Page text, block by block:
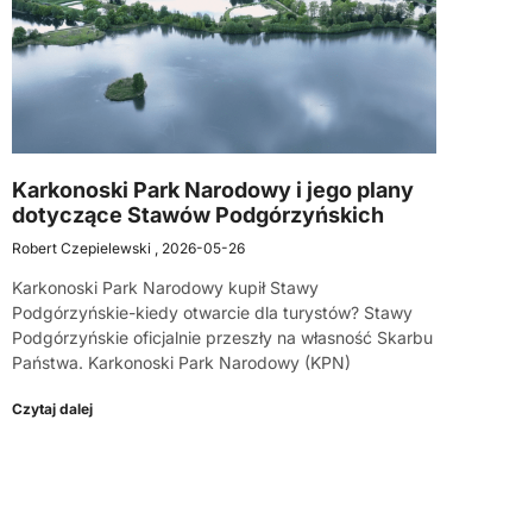
Karkonoski Park Narodowy i jego plany
dotyczące Stawów Podgórzyńskich
Robert Czepielewski 2026-05-26
Karkonoski Park Narodowy kupił Stawy
Podgórzyńskie-kiedy otwarcie dla turystów? Stawy
Podgórzyńskie oficjalnie przeszły na własność Skarbu
Państwa. Karkonoski Park Narodowy (KPN)
Czytaj dalej